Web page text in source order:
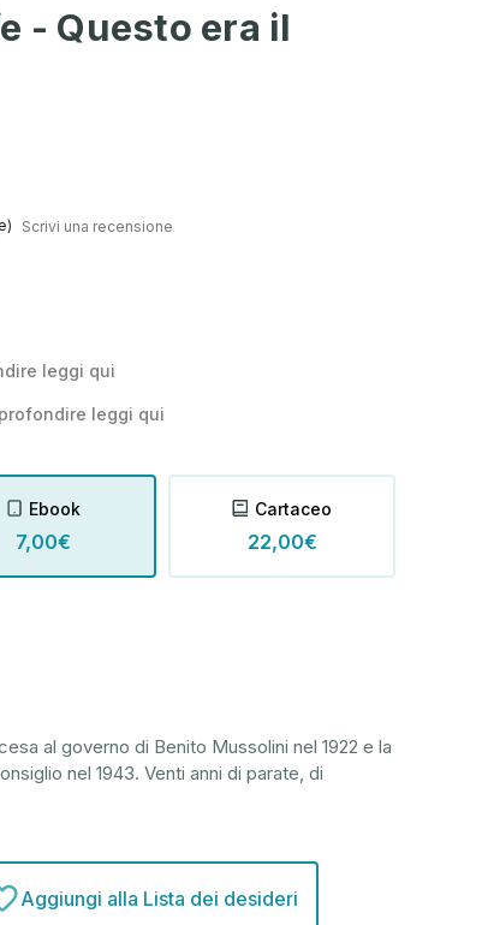
- Questo era il
Scrivi una recensione
leggi qui
leggi qui
Ebook
7,00€
Cartaceo
22,00€
al governo di Benito Mussolini nel 1922 e la
nel 1943. Venti anni di parate, di
Aggiungi alla Lista dei desideri